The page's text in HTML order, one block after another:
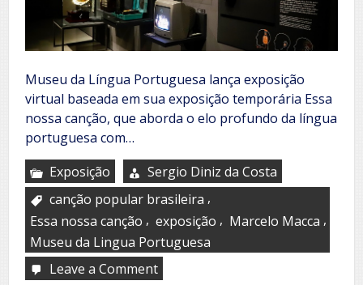
Museu da Língua Portuguesa lança exposição
virtual baseada em sua exposição temporária Essa
nossa canção, que aborda o elo profundo da língua
portuguesa com…
Exposição
Sergio Diniz da Costa
canção popular brasileira ,
Essa nossa canção , exposição , Marcelo Macca ,
Museu da Lingua Portuguesa
Leave a Commenton